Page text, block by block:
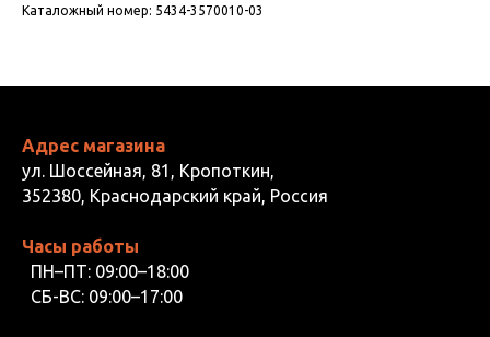
Каталожный номер: 5434-3570010-03
Адрес магазина
ул. Шоссейная, 81, Кропоткин,
352380, Краснодарский край, Россия
Часы работы
ПН–ПТ: 09:00–18:00
СБ-ВС: 09:00–17:00